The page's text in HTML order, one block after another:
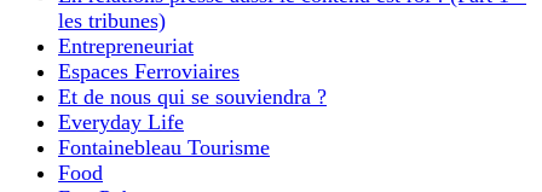
les tribunes)
Entrepreneuriat
Espaces Ferroviaires
Et de nous qui se souviendra ?
Everyday Life
Fontainebleau Tourisme
Food